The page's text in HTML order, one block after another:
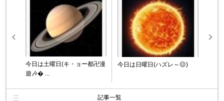
今日は土曜日(キ・ョー都卍漫
遊🎶� ...
今日は日曜日(ハズレ～☹️)
記事一覧